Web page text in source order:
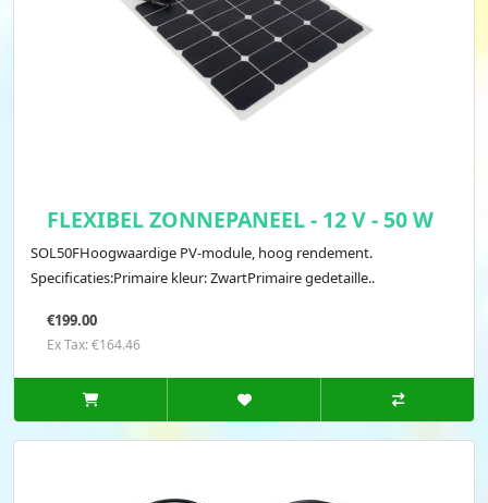
FLEXIBEL ZONNEPANEEL - 12 V - 50 W
SOL50FHoogwaardige PV-module, hoog rendement.
Specificaties:Primaire kleur: ZwartPrimaire gedetaille..
€199.00
Ex Tax: €164.46